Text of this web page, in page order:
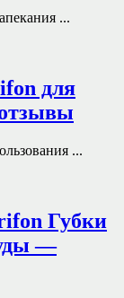
...
для
...
Губки
—